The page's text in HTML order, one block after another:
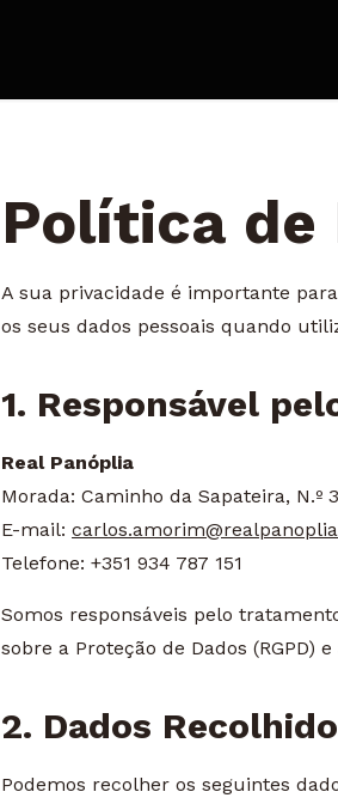
Política de
A sua privacidade é importante
os seus dados pessoais quando
1. Responsável
Real Panóplia
Morada: Caminho da Sapateira, N.º
E-mail:
Telefone: +351 934 787 151
Somos responsáveis pelo
sobre a Proteção de Dados (RGPD)
2. Dados
Podemos recolher os seguintes